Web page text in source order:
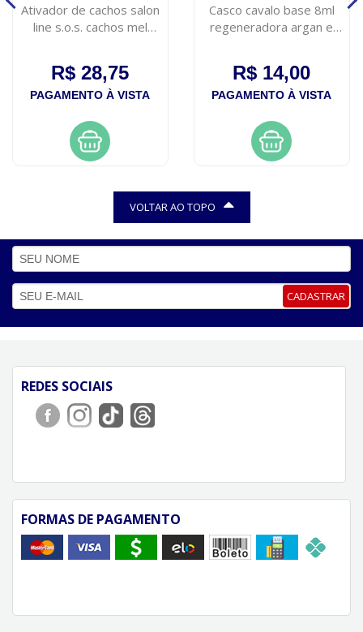
Ativador de cachos salon
line s.o.s. cachos mel
R$ 28,75
PAGAMENTO À VISTA
Casco cavalo base 8ml
regeneradora argan e
R$ 14,00
PAGAMENTO À VISTA
VOLTAR AO TOPO
CADASTRAR
REDES SOCIAIS
FORMAS DE PAGAMENTO